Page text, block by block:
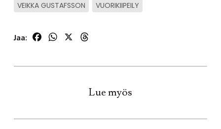
VEIKKA GUSTAFSSON
VUORIKIIPEILY
Jaa: FacebookWhatsApp
Lue myös